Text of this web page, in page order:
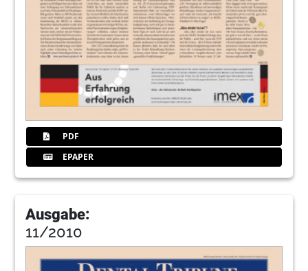
PDF
EPAPER
Ausgabe:
11/2010